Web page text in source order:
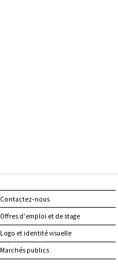
Contactez-nous
Offres d'emploi et de stage
Logo et identité visuelle
Marchés publics